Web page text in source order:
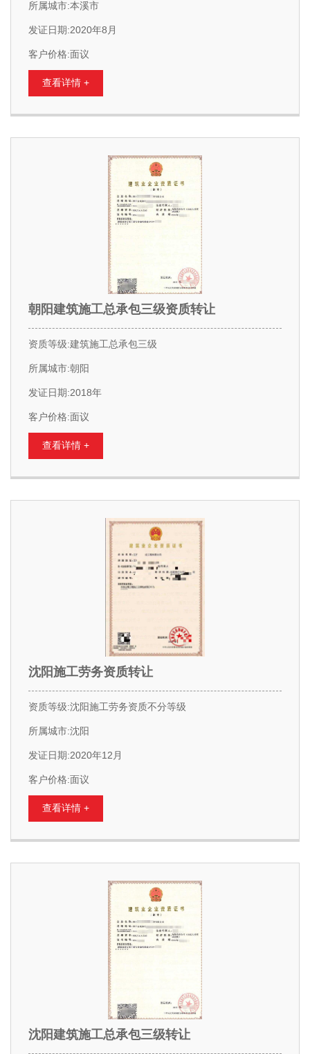
所属城市:本溪市
发证日期:2020年8月
客户价格:面议
查看详情 +
朝阳建筑施工总承包三级资质转让
资质等级:建筑施工总承包三级
所属城市:朝阳
发证日期:2018年
客户价格:面议
查看详情 +
沈阳施工劳务资质转让
资质等级:沈阳施工劳务资质不分等级
所属城市:沈阳
发证日期:2020年12月
客户价格:面议
查看详情 +
沈阳建筑施工总承包三级转让